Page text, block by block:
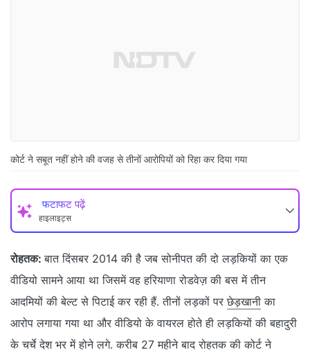
कोर्ट ने सबूत नहीं होने की वजह से तीनों आरोपियों को रिहा कर दिया गया
फटाफट पढ़ें
हाइलाइट्स
रोहतक: बात दिंसबर 2014 की है जब सोनीपत की दो लड़कियों का एक
वीडियो सामने आया था जिसमें वह हरियाणा रोडवेज़ की बस में तीन
आदमियों की बेल्ट से पिटाई कर रही हैं. तीनों लड़कों परछेड़खानी का
आरोप लगाया गया था और वीडियो के वायरल होते ही लड़कियों की बहादुरी
के चर्चे देश भर में होने लगे. करीब 27 महीने बाद रोहतक की कोर्ट ने